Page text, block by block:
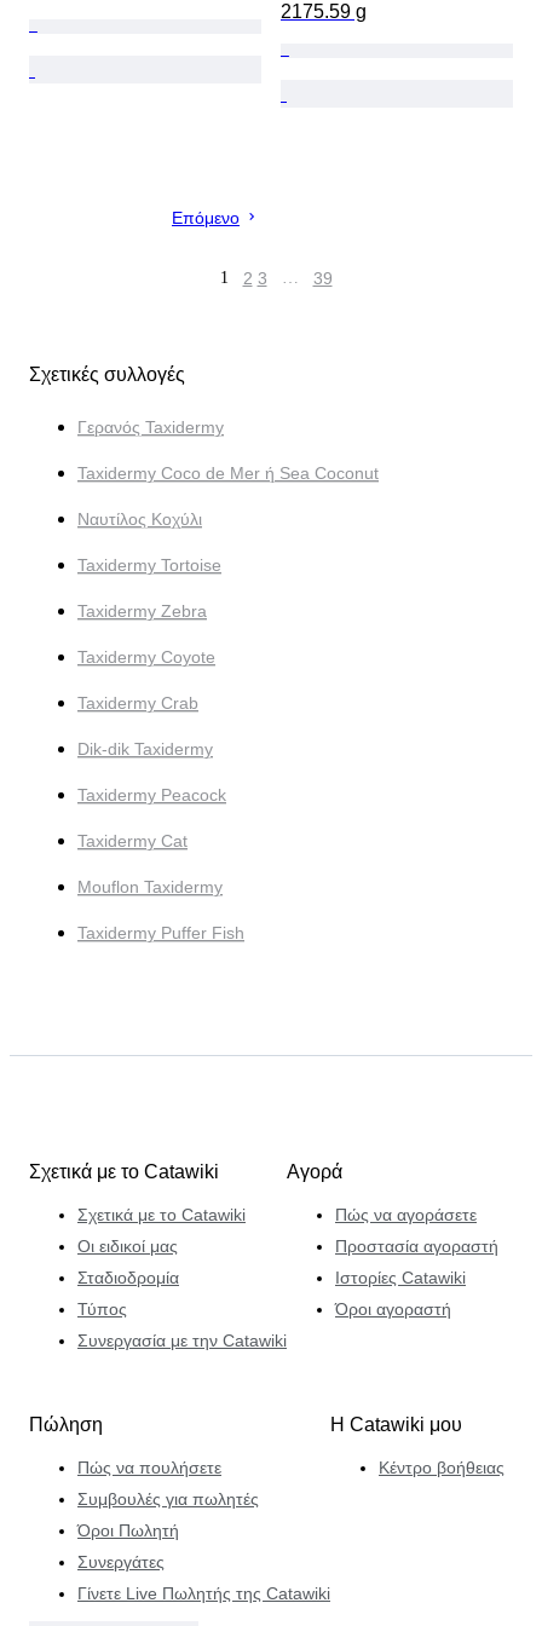
2175.59 g
Επόμενο
1 2 3 … 39
Σχετικές συλλογές
Γερανός Taxidermy
Taxidermy Coco de Mer ή Sea Coconut
Ναυτίλος Κοχύλι
Taxidermy Tortoise
Taxidermy Zebra
Taxidermy Coyote
Taxidermy Crab
Dik-dik Taxidermy
Taxidermy Peacock
Taxidermy Cat
Mouflon Taxidermy
Taxidermy Puffer Fish
Σχετικά με το Catawiki
Σχετικά με το Catawiki
Οι ειδικοί μας
Σταδιοδρομία
Τύπος
Συνεργασία με την Catawiki
Αγορά
Πώς να αγοράσετε
Προστασία αγοραστή
Ιστορίες Catawiki
Όροι αγοραστή
Πώληση
Πώς να πουλήσετε
Συμβουλές για πωλητές
Όροι Πωλητή
Συνεργάτες
Γίνετε Live Πωλητής της Catawiki
Η Catawiki μου
Κέντρο βοήθειας